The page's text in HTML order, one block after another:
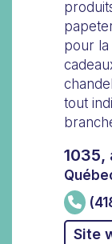
pour
tout
1035,
Site